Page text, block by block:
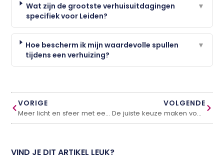
Wat zijn de grootste verhuisuitdagingen
specifiek voor Leiden?
▼
Hoe bescherm ik mijn waardevolle spullen
tijdens een verhuizing?
▼
VORIGE
Meer licht en sfeer met een glazen tuinkamer
VOLGENDE
De juiste keuze maken voor een schoon huis: stofzuiger met zak en tapijtreiniger
VIND JE DIT ARTIKEL LEUK?